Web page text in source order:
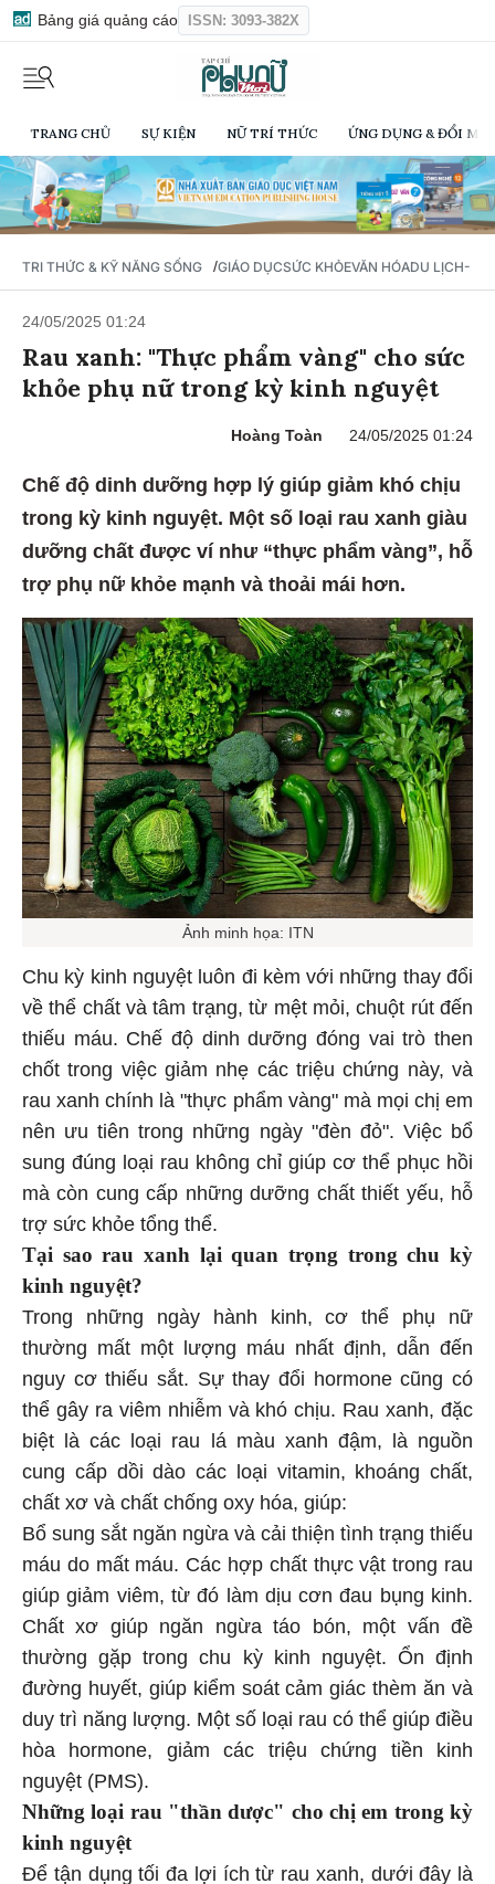
Bảng giá quảng cáo ISSN: 3093-382X
TRANG CHỦ SỰ KIỆN NỮ TRÍ THỨC ỨNG DỤNG & ĐỔI
TRI THỨC & KỸ NĂNG SỐNG /GIÁO DỤCSỨC KHỎEVĂN HÓADU LỊCH-
24/05/2025 01:24
Rau xanh: "Thực phẩm vàng" cho sức
khỏe phụ nữ trong kỳ kinh nguyệt
Hoàng Toàn 24/05/2025 01:24
Chế độ dinh dưỡng hợp lý giúp giảm khó chịu
trong kỳ kinh nguyệt. Một số loại rau xanh giàu
dưỡng chất được ví như “thực phẩm vàng”, hỗ
trợ phụ nữ khỏe mạnh và thoải mái hơn.
Ảnh minh họa: ITN
Chu kỳ kinh nguyệt luôn đi kèm với những thay đổi
về thể chất và tâm trạng, từ mệt mỏi, chuột rút đến
thiếu máu. Chế độ dinh dưỡng đóng vai trò then
chốt trong việc giảm nhẹ các triệu chứng này, và
rau xanh chính là "thực phẩm vàng" mà mọi chị em
nên ưu tiên trong những ngày "đèn đỏ". Việc bổ
sung đúng loại rau không chỉ giúp cơ thể phục hồi
mà còn cung cấp những dưỡng chất thiết yếu, hỗ
trợ sức khỏe tổng thể.
Tại sao rau xanh lại quan trọng trong chu kỳ
kinh nguyệt?
Trong những ngày hành kinh, cơ thể phụ nữ
thường mất một lượng máu nhất định, dẫn đến
nguy cơ thiếu sắt. Sự thay đổi hormone cũng có
thể gây ra viêm nhiễm và khó chịu. Rau xanh, đặc
biệt là các loại rau lá màu xanh đậm, là nguồn
cung cấp dồi dào các loại vitamin, khoáng chất,
chất xơ và chất chống oxy hóa, giúp:
Bổ sung sắt ngăn ngừa và cải thiện tình trạng thiếu
máu do mất máu. Các hợp chất thực vật trong rau
giúp giảm viêm, từ đó làm dịu cơn đau bụng kinh.
Chất xơ giúp ngăn ngừa táo bón, một vấn đề
thường gặp trong chu kỳ kinh nguyệt. Ổn định
đường huyết, giúp kiểm soát cảm giác thèm ăn và
duy trì năng lượng. Một số loại rau có thể giúp điều
hòa hormone, giảm các triệu chứng tiền kinh
nguyệt (PMS).
Những loại rau "thần dược" cho chị em trong kỳ
kinh nguyệt
Để tận dụng tối đa lợi ích từ rau xanh, dưới đây là